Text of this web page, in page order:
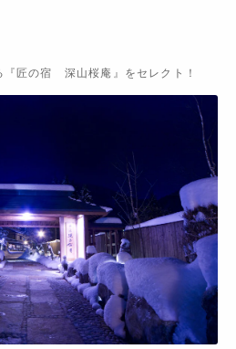
『匠の宿 深山桜庵』をセレクト！